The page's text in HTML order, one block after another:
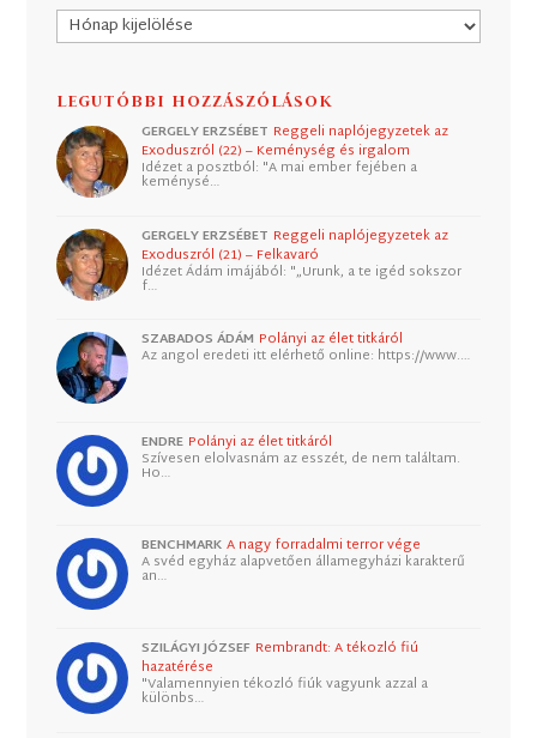
Archívum
LEGUTÓBBI HOZZÁSZÓLÁSOK
GERGELY ERZSÉBET Reggeli naplójegyzetek az
Exoduszról (22) – Keménység és irgalom
Idézet a posztból: "A mai ember fejében a
keménysé…
GERGELY ERZSÉBET Reggeli naplójegyzetek az
Exoduszról (21) – Felkavaró
Idézet Ádám imájából: "„Urunk, a te igéd sokszor
f…
SZABADOS ÁDÁM Polányi az élet titkáról
Az angol eredeti itt elérhető online: https://www.…
ENDRE Polányi az élet titkáról
Szívesen elolvasnám az esszét, de nem találtam.
Ho…
BENCHMARK A nagy forradalmi terror vége
A svéd egyház alapvetően államegyházi karakterű
an…
SZILÁGYI JÓZSEF Rembrandt: A tékozló fiú
hazatérése
"Valamennyien tékozló fiúk vagyunk azzal a
különbs…